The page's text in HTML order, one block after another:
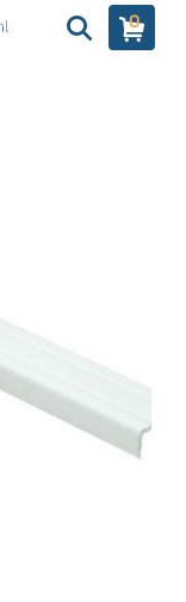
0